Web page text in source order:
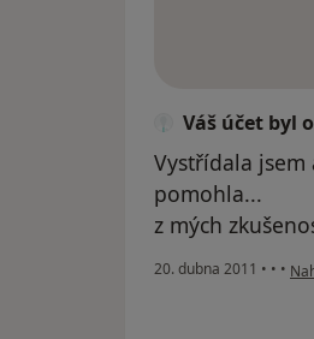
Váš účet byl
Vystřídala
pomohla...
z mých
20. dubna 2011 • • •